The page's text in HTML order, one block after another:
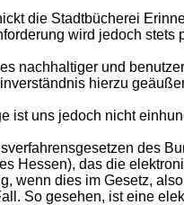
die Stadtbücherei
wird jedoch stets
nachhaltiger und
hierzu
ist uns jedoch nicht
des
Hessen), das die
wenn dies im Gesetz,
So gesehen, ist eine